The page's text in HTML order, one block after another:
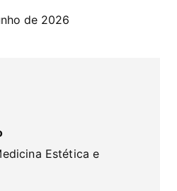
de 2026
Estética e